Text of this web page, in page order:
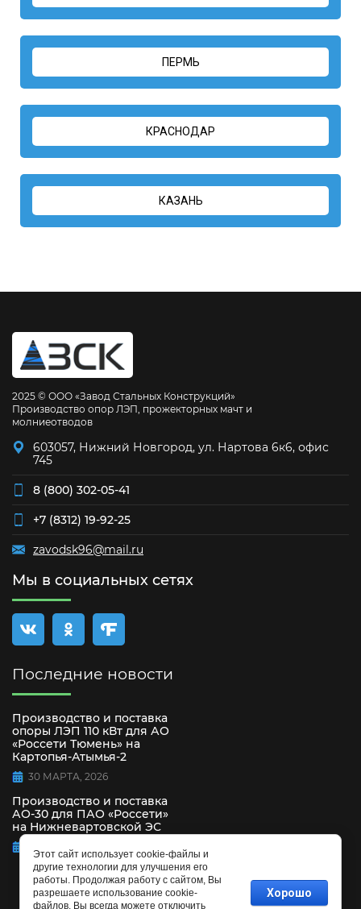
ПЕРМЬ
КРАСНОДАР
КАЗАНЬ
2025 © ООО «Завод Стальных Конструкций»
Производство опор ЛЭП, прожекторных мачт и
молниеотводов
603057, Нижний Новгород, ул. Нартова 6к6, офис
745
8 (800) 302-05-41
+7 (8312) 19-92-25
zavodsk96@mail.ru
Мы в социальных сетях
Последние новости
Производство и поставка
опоры ЛЭП 110 кВт для АО
«Россети Тюмень» на
Картопья-Атымья-2
30 МАРТА, 2026
Производство и поставка
АО-30 для ПАО «Россети»
на Нижневартовской ЭС
15 СЕНТЯБРЯ, 2025
Этот сайт использует cookie-файлы и
другие технологии для улучшения его
работы. Продолжая работу с сайтом, Вы
разрешаете использование cookie-
файлов. Вы всегда можете отключить
Хорошо